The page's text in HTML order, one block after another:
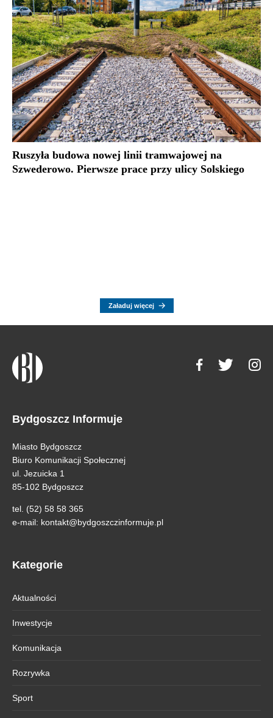
Ruszyła budowa nowej linii tramwajowej na
Szwederowo. Pierwsze prace przy ulicy Solskiego
Załaduj więcej
Bydgoszcz Informuje
Miasto Bydgoszcz
Biuro Komunikacji Społecznej
ul. Jezuicka 1
85-102 Bydgoszcz
tel. (52) 58 58 365
e-mail: kontakt@bydgoszczinformuje.pl
Kategorie
Aktualności
Inwestycje
Komunikacja
Rozrywka
Sport